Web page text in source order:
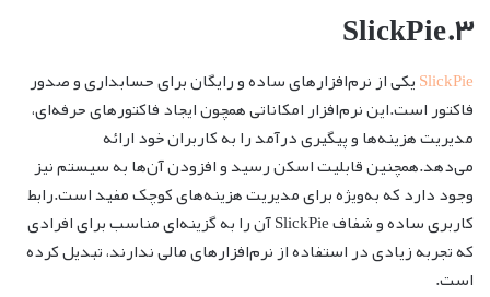
۳.SlickPie
SlickPieیکی از نرم‌افزارهای ساده و رایگان برای حسابداری و صدور
فاکتور است.این نرم‌افزار امکاناتی همچون ایجاد فاکتورهای حرفه‌ای،
مدیریت هزینه‌ها و پیگیری درآمد را به کاربران خود ارائه
می‌دهد.همچنین قابلیت اسکن رسید و افزودن آن‌ها به سیستم نیز
وجود دارد که به‌ویژه برای مدیریت هزینه‌های کوچک مفید است.رابط
کاربری ساده و شفاف SlickPie آن را به گزینه‌ای مناسب برای افرادی
که تجربه زیادی در استفاده از نرم‌افزارهای مالی ندارند، تبدیل کرده
است.